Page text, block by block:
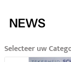
NEWS
Selecteer uw